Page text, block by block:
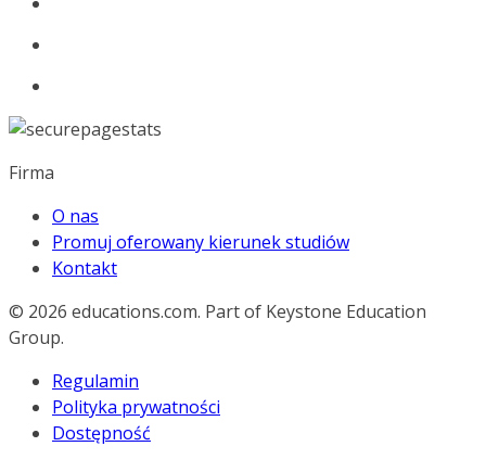
Firma
O nas
Promuj oferowany kierunek studiów
Kontakt
© 2026 educations.com. Part of Keystone Education
Group.
Regulamin
Polityka prywatności
Dostępność